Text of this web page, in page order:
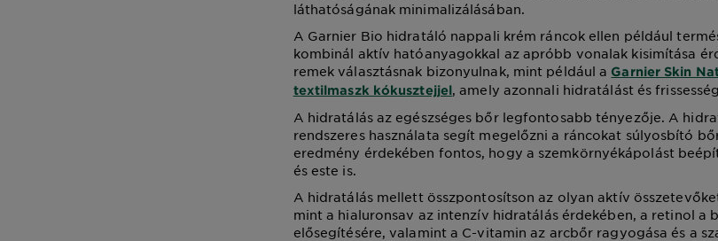
láthatóságának minimalizálásában.
A Garnier Bio hidratáló nappali krém ráncok ellen például
kombinál aktív hatóanyagokkal az apróbb vonalak kisimítása
remek választásnak bizonyulnak, mint például a Garnier Skin
textilmaszk kókusztejjel, amely azonnali hidratálást és
A hidratálás az egészséges bőr legfontosabb tényezője. A
rendszeres használata segít megelőzni a ráncokat súlyosbító
eredmény érdekében fontos, hogy a szemkörnyékápolást
és este is.
A hidratálás mellett összpontosítson az olyan aktív
mint a hialuronsav az intenzív hidratálás érdekében, a retinol a
elősegítésére, valamint a C-vitamin az arcbőr ragyogása és a